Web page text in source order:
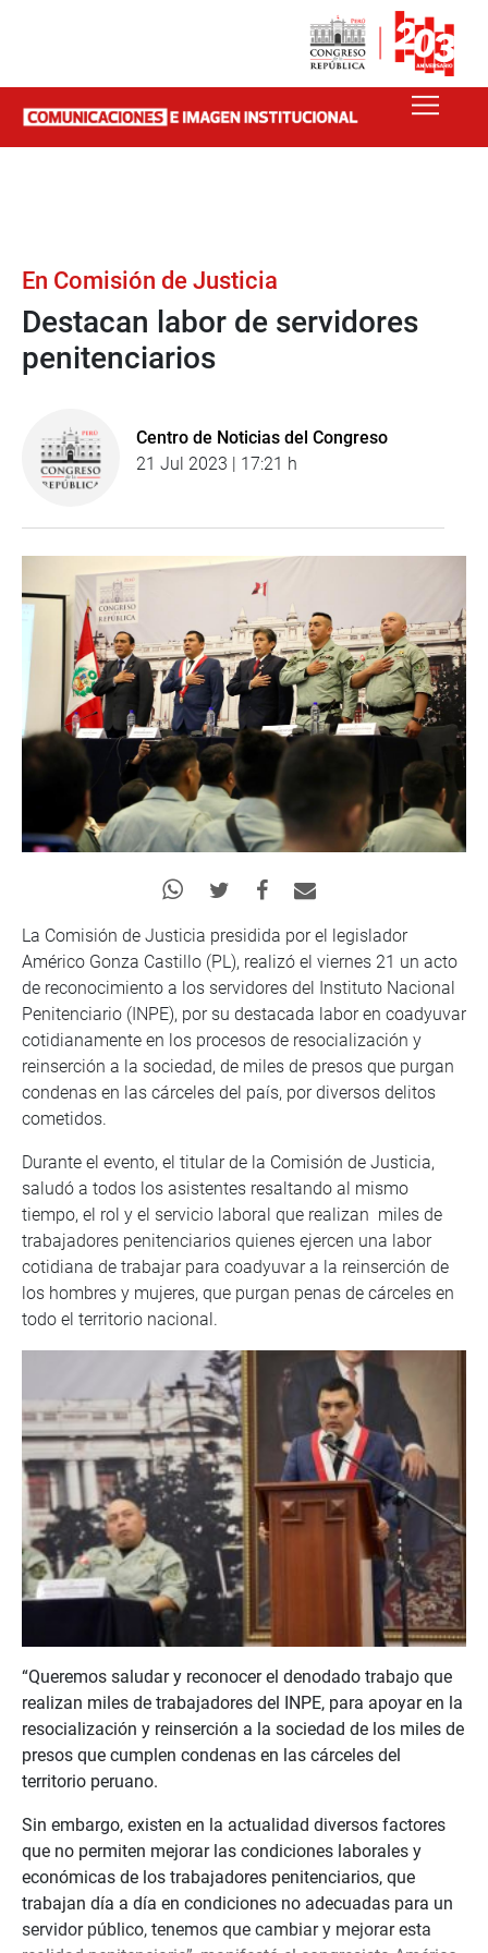
En Comisión de Justicia
Destacan labor de servidores
penitenciarios
Centro de Noticias del Congreso
21 Jul 2023 | 17:21 h
La Comisión de Justicia presidida por el legislador
Américo Gonza Castillo (PL), realizó el viernes 21 un acto
de reconocimiento a los servidores del Instituto Nacional
Penitenciario (INPE), por su destacada labor en coadyuvar
cotidianamente en los procesos de resocialización y
reinserción a la sociedad, de miles de presos que purgan
condenas en las cárceles del país, por diversos delitos
cometidos.
Durante el evento, el titular de la Comisión de Justicia,
saludó a todos los asistentes resaltando al mismo
tiempo, el rol y el servicio laboral que realizan miles de
trabajadores penitenciarios quienes ejercen una labor
cotidiana de trabajar para coadyuvar a la reinserción de
los hombres y mujeres, que purgan penas de cárceles en
todo el territorio nacional.
“Queremos saludar y reconocer el denodado trabajo que
realizan miles de trabajadores del INPE, para apoyar en la
resocialización y reinserción a la sociedad de los miles de
presos que cumplen condenas en las cárceles del
territorio peruano.
Sin embargo, existen en la actualidad diversos factores
que no permiten mejorar las condiciones laborales y
económicas de los trabajadores penitenciarios, que
trabajan día a día en condiciones no adecuadas para un
servidor público, tenemos que cambiar y mejorar esta